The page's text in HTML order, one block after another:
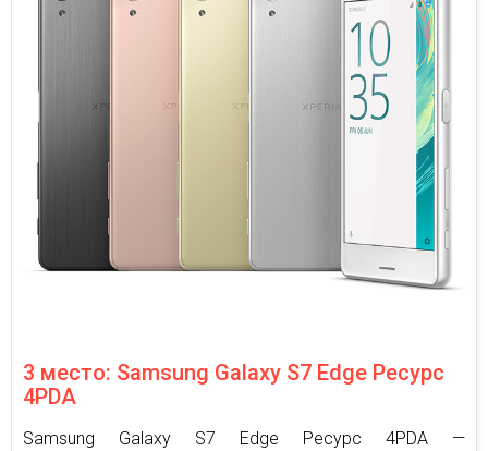
3 место: Samsung Galaxy S7 Edge Ресурс
4PDA
Samsung Galaxy S7 Edge Ресурс 4PDA —